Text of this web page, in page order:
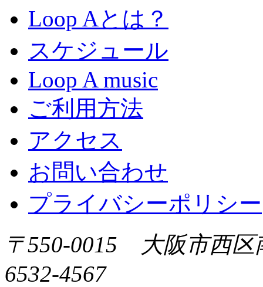
Loop Aとは？
スケジュール
Loop A music
ご利用方法
アクセス
お問い合わせ
プライバシーポリシー
〒550-0015 大阪市西
6532-4567